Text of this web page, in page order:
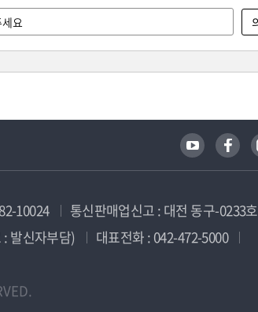
10024
통신판매업신고 : 대전 동구-0233호
발신자부담)
대표전화 : 042-472-5000